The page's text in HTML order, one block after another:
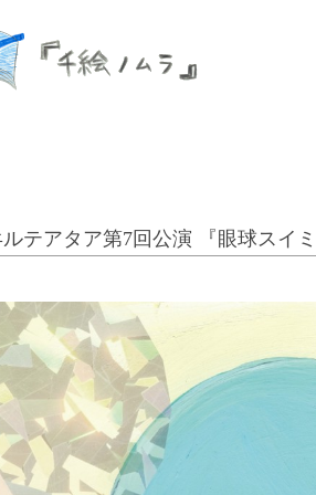
テアタア第7回公演 『眼球スイミ